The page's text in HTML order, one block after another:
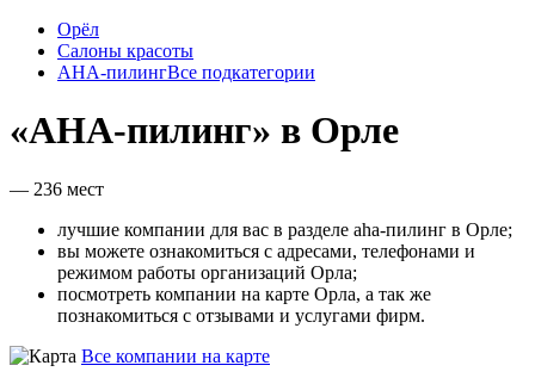
Орёл
Салоны красоты
AHA-пилингВсе подкатегории
«AHA-пилинг» в Орле
— 236 мест
лучшие компании для вас в разделе aha-пилинг в Орле;
вы можете ознакомиться с адресами, телефонами и
режимом работы организаций Орла;
посмотреть компании на карте Орла, а так же
познакомиться с отзывами и услугами фирм.
Все компании на карте